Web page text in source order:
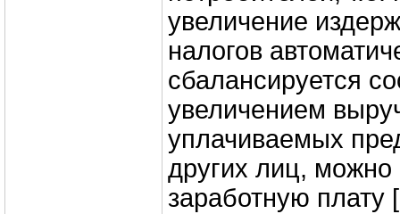
увеличение
налогов
сбалансируется
увеличением
уплачиваемых
других лиц, можно
заработную плату